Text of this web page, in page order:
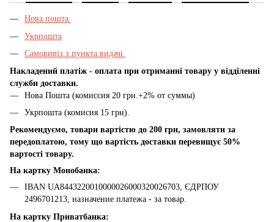
Нова пошта
Укрпошта
Самовивіз з пункта видачі
Накладений платіж - оплата при отриманні товару у відділенні
служби доставки.
Нова Пошта (комиссия 20 грн.+2% от суммы)
Укрпошта (комисия 15 грн).
Рекомендуємо, товари вартістю до 200 грн, замовляти за
передоплатою, тому що вартість доставки перевищує 50%
вартості товару.
На картку Монобанка:
IBAN UA8443220010000026000320026703, ЄДРПОУ
2496701213, назначение платежа - за товар.
На картку Приватбанка: